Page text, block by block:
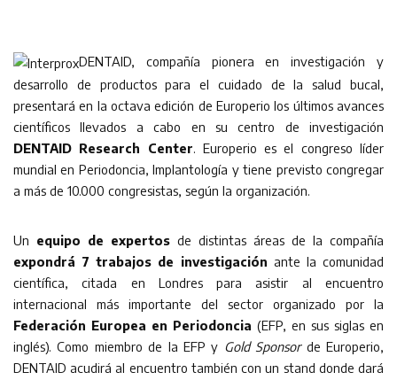
DENTAID, compañía pionera en investigación y
desarrollo de productos para el cuidado de la salud bucal,
presentará en la octava edición de Europerio los últimos avances
científicos llevados a cabo en su centro de investigación
DENTAID Research Center. Europerio es el congreso líder
mundial en Periodoncia, Implantología y tiene previsto congregar
a más de 10.000 congresistas, según la organización.
Un equipo de expertos de distintas áreas de la compañía
expondrá 7 trabajos de investigación ante la comunidad
científica, citada en Londres para asistir al encuentro
internacional más importante del sector organizado por la
Federación Europea en Periodoncia (EFP, en sus siglas en
inglés). Como miembro de la EFP y Gold Sponsorde Europerio,
DENTAID acudirá al encuentro también con un stand donde dará